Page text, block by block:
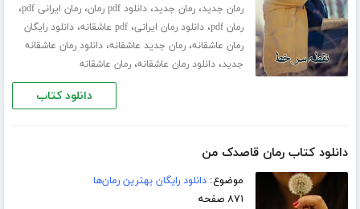
رمان جدید،رمان جدید،دانلود pdf رمان ،رمان ایرانی pdf ،
رمان pdf ،دانلود رمان ایرانی،pdf عاشقانه ،دانلود رایگان
رمان عاشقانه،رمان جدید عاشقانه،دانلود رمان عاشقانه
جدید،دانلود رمان عاشقانه،رمان عاشقانه
دانلود کتاب
دانلود کتاب رمان قاصدک من
موضوع:دانلود رایگان بهترین رمان‌ها
۸۷۱ صفحه